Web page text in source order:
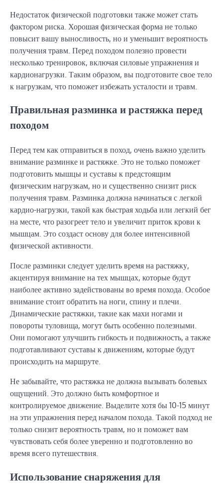
Недостаток физической подготовки также может стать
фактором риска. Хорошая физическая форма не только
повысит вашу выносливость, но и уменьшит вероятность
получения травм. Перед походом полезно провести
несколько тренировок, включая силовые упражнения и
кардионагрузки. Таким образом, вы подготовите свое тело
к нагрузкам, что поможет избежать усталости и травм.
Правильная разминка и растяжка перед
походом
Перед тем как отправиться в поход, очень важно уделить
внимание разминке и растяжке. Это не только поможет
подготовить мышцы и суставы к предстоящим
физическим нагрузкам, но и существенно снизит риск
получения травм. Разминка должна начинаться с легкой
кардио-нагрузки, такой как быстрая ходьба или легкий бег
на месте, что разогреет тело и увеличит приток крови к
мышцам. Это создаст основу для более интенсивной
физической активности.
После разминки следует уделить время на растяжку,
акцентируя внимание на тех мышцах, которые будут
наиболее активно задействованы во время похода. Особое
внимание стоит обратить на ноги, спину и плечи.
Динамические растяжки, такие как махи ногами и
повороты туловища, могут быть особенно полезными.
Они помогают улучшить гибкость и подвижность, а также
подготавливают суставы к движениям, которые будут
происходить на маршруте.
Не забывайте, что растяжка не должна вызывать болевых
ощущений. Это должно быть комфортное и
контролируемое движение. Выделите хотя бы 10-15 минут
на эти упражнения перед началом похода. Такой подход не
только снизит вероятность травм, но и поможет вам
чувствовать себя более уверенно и подготовленно во
время всего путешествия.
Использование снаряжения для